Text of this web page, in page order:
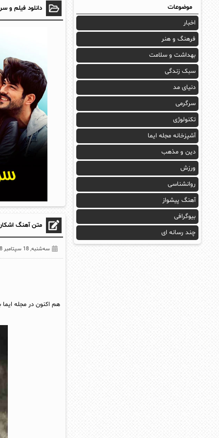
دانلود فیلم و
متن آهنگ
سه‌شنبه, 18 سپتامبر 2018
هم اکنون در مجله ایما
موضوعات
اخبار
فرهنگ و هنر
بهداشت و سلامت
سبک زندگی
دنیای مد
سرگرمی
تکنولوژی
آشپزخانه مجله ایما
دین و مذهب
ورزش
روانشناسی
آهنگ پیشواز
بیوگرافی
چند رسانه ای